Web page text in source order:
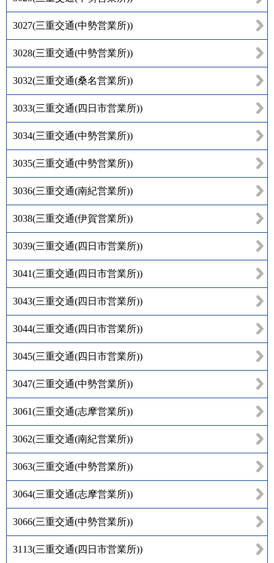
3027(三重交通(中勢営業所))
3028(三重交通(中勢営業所))
3032(三重交通(桑名営業所))
3033(三重交通(四日市営業所))
3034(三重交通(中勢営業所))
3035(三重交通(中勢営業所))
3036(三重交通(南紀営業所))
3038(三重交通(伊賀営業所))
3039(三重交通(四日市営業所))
3041(三重交通(四日市営業所))
3043(三重交通(四日市営業所))
3044(三重交通(四日市営業所))
3045(三重交通(四日市営業所))
3047(三重交通(中勢営業所))
3061(三重交通(志摩営業所))
3062(三重交通(南紀営業所))
3063(三重交通(中勢営業所))
3064(三重交通(志摩営業所))
3066(三重交通(中勢営業所))
3113(三重交通(四日市営業所))